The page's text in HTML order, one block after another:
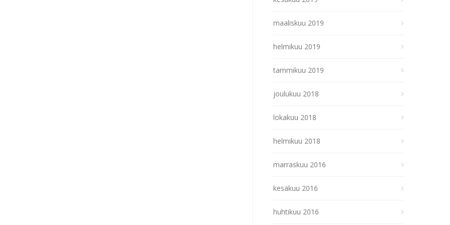
maaliskuu 2019
helmikuu 2019
tammikuu 2019
joulukuu 2018
lokakuu 2018
helmikuu 2018
marraskuu 2016
kesäkuu 2016
huhtikuu 2016